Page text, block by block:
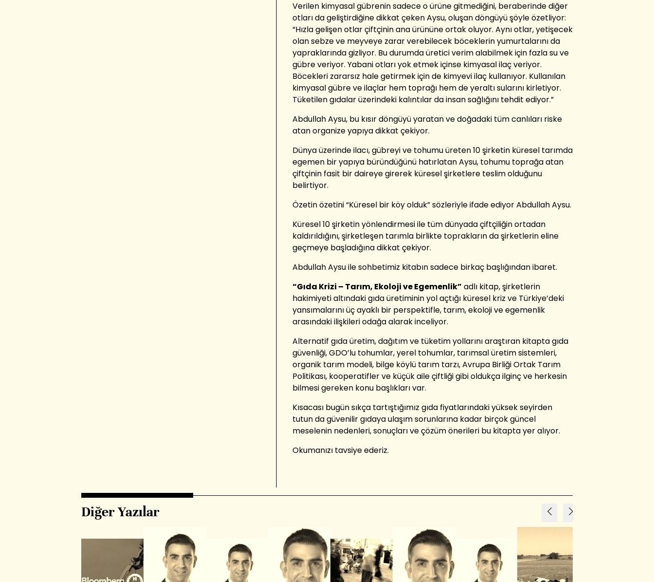
Verilen kimyasal gübrenin sadece o ürüne gitmediğini, beraberinde diğer
otları da geliştirdiğine dikkat çeken Aysu, oluşan döngüyü şöyle özetliyor:
“Hızla gelişen otlar çiftçinin ana ürününe ortak oluyor. Aynı otlar, yetişecek
olan sebze ve meyveye zarar verebilecek böceklerin yumurtalarını da
yapraklarında gizliyor. Bu durumda üretici verim alabilmek için fazla su ve
gübre veriyor. Yabani otları yok etmek içinse kimyasal ilaç veriyor.
Böcekleri zararsız hale getirmek için de kimyevi ilaç kullanıyor. Kullanılan
kimyasal gübre ve ilaçlar hem toprağı hem de yeraltı sularını kirletiyor.
Tüketilen gıdalar üzerindeki kalıntılar da insan sağlığını tehdit ediyor.”
Abdullah Aysu, bu kısır döngüyü yaratan ve doğadaki tüm canlıları riske
atan organize yapıya dikkat çekiyor.
Dünya üzerinde ilacı, gübreyi ve tohumu üreten 10 şirketin küresel tarımda
egemen bir yapıya büründüğünü hatırlatan Aysu, tohumu toprağa atan
çiftçinin fasit bir daireye girerek küresel şirketlere teslim olduğunu
belirtiyor.
Özetin özetini “Küresel bir köy olduk” sözleriyle ifade ediyor Abdullah Aysu.
Küresel 10 şirketin yönlendirmesi ile tüm dünyada çiftçiliğin ortadan
kaldırıldığını, şirketleşen tarımla birlikte toprakların da şirketlerin eline
geçmeye başladığına dikkat çekiyor.
Abdullah Aysu ile sohbetimiz kitabın sadece birkaç başlığından ibaret.
“Gıda Krizi – Tarım, Ekoloji ve Egemenlik” adlı kitap, şirketlerin
hakimiyeti altındaki gıda üretiminin yol açtığı küresel kriz ve Türkiye’deki
yansımalarını üç ayaklı bir perspektifle, tarım, ekoloji ve egemenlik
arasındaki ilişkileri odağa alarak inceliyor.
Alternatif gıda üretim, dağıtım ve tüketim yollarını araştıran kitapta gıda
güvenliği, GDO’lu tohumlar, yerel tohumlar, tarımsal üretim sistemleri,
organik tarım modeli, bilge köylü tarım tarzı, Avrupa Birliği Ortak Tarım
Politikası, kooperatifler ve küçük aile çiftliği gibi oldukça ilginç ve herkesin
bilmesi gereken konu başlıkları var.
Kısacası bugün sıkça tartıştığımız gıda fiyatlarındaki yüksek seyirden
tutun da güvenilir gıdaya ulaşım sorunlarına kadar birçok güncel
meselenin nedenleri, sonuçları ve çözüm önerileri bu kitapta yer alıyor.
Okumanızı tavsiye ederiz.
Diğer Yazılar